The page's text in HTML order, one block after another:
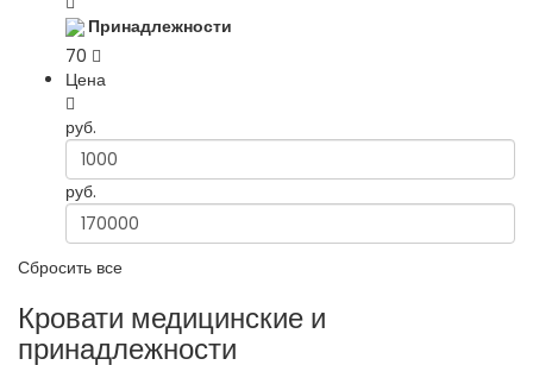
Принадлежности
70
Цена
руб.
руб.
Сбросить все
Кровати медицинские и
принадлежности